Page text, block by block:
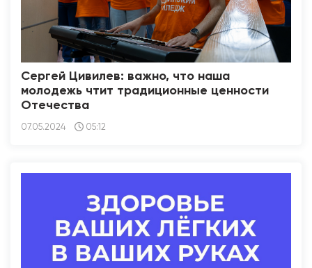
Сергей Цивилев: важно, что наша
молодежь чтит традиционные ценности
Отечества
07.05.2024 05:12